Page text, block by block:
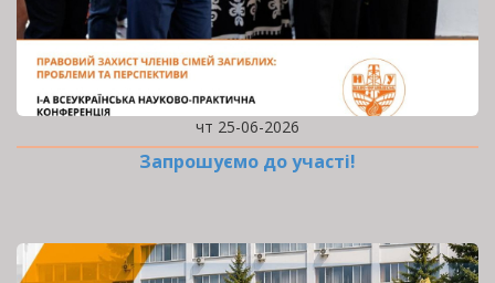
чт 25-06-2026
Запрошуємо до участі!